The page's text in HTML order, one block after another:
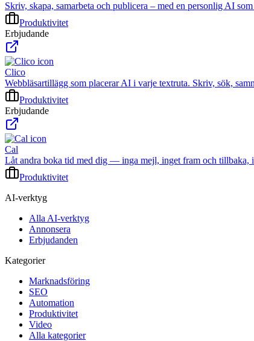
Skriv, skapa, samarbeta och publicera – med en personlig AI
Produktivitet
Erbjudande
Clico
Webbläsartillägg som placerar AI i varje textruta. Skriv, sök,
Produktivitet
Erbjudande
Cal
Låt andra boka tid med dig — inga mejl, inget fram och tillbaka,
Produktivitet
AI-verktyg
Alla AI-verktyg
Annonsera
Erbjudanden
Kategorier
Marknadsföring
SEO
Automation
Produktivitet
Video
Alla kategorier